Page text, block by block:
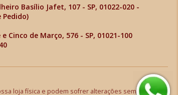
Basílio Jafet, 107 - SP, 01022-020 -
Pedido)
Cinco de Março, 576 - SP, 01021-100
loja física e podem sofrer alterações sem aviso